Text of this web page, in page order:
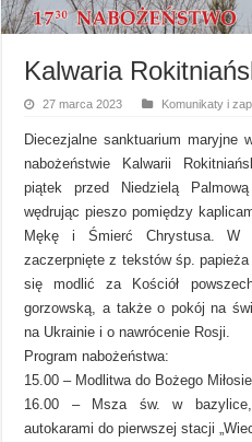
Kalwaria
27 marca 2023 Komunikaty i
Diecezjalne sanktuarium maryjne
nabożeństwie Kalwarii
piątek przed Niedzielą
wędrując pieszo pomiędzy
Mękę i Śmierć Chrystusa. W
zaczerpnięte z tekstów śp.
się modlić za Kościół
gorzowską, a także o pokój na
na Ukrainie i o nawrócenie Rosji.
Program nabożeństwa:
15.00 – Modlitwa do Bożego
16.00 – Msza św. w
autokarami do pierwszej stacji